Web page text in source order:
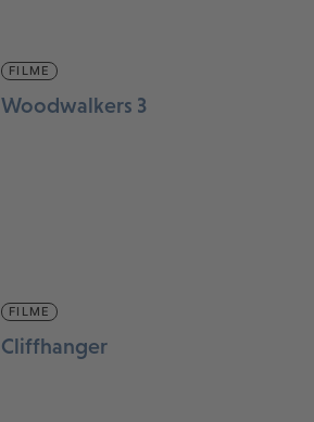
FILME
Woodwalkers 3
FILME
Cliffhanger